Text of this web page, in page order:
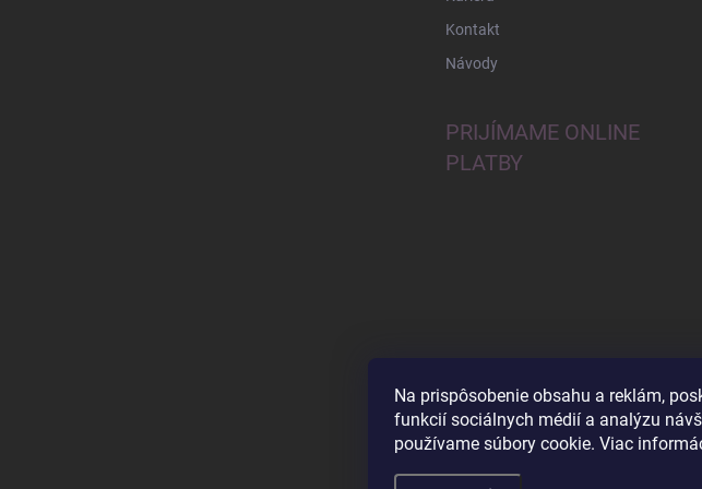
Na prispôsobenie obsahu a reklám,
funkcií sociálnych médií a analýzu
používame súbory cookie. Viac
Kontakt
Návody
PRIJÍMAME ONLINE
PLATBY